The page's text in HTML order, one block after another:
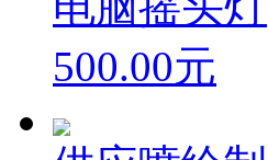
电脑摇头灯
500.00元